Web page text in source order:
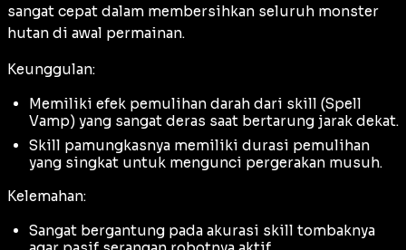
sangat cepat dalam membersihkan seluruh monster
hutan di awal permainan.
Keunggulan:
Memiliki efek pemulihan darah dari skill (Spell
Vamp) yang sangat deras saat bertarung jarak dekat.
Skill pamungkasnya memiliki durasi pemulihan
yang singkat untuk mengunci pergerakan musuh.
Kelemahan:
Sangat bergantung pada akurasi skill tombaknya